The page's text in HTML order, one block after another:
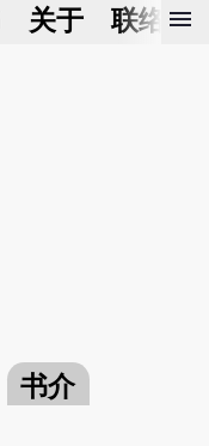
关于 联络我
menu
书介